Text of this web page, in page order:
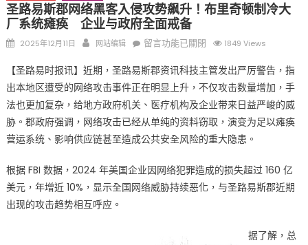
圣路易斯郡网络黑客入侵攻势飙升！布里奇顿制冷大
厂系统瘫痪 企业与政府全面戒备
Posted
2025年12月11日 Author
网站编辑
在
路
易
斯
郡
网
黑
客
留言功能已關閉 1849 Views
【圣路易时报讯】近期，圣路易斯郡资讯科技主管发出严厉警告，指
出本地区遭受的网络攻击事件正在明显上升，不仅攻击数量增加，手
法也更加复杂，给地方政府机关、医疗机构及企业带来日益严峻的威
胁。郡政府强调，网络攻击已经从单纯的资料窃取，演变为足以瘫痪
营运系统、影响供应链甚至造成公共安全风险的重大隐患。
根据 FBI 数据，2024 年美国企业因网络犯罪造成的损失超过 160 亿
美元，年增近 10%，显示全国网络威胁持续恶化，与圣路易斯郡近期
出现的攻击趋势相互呼应。
据了解，总